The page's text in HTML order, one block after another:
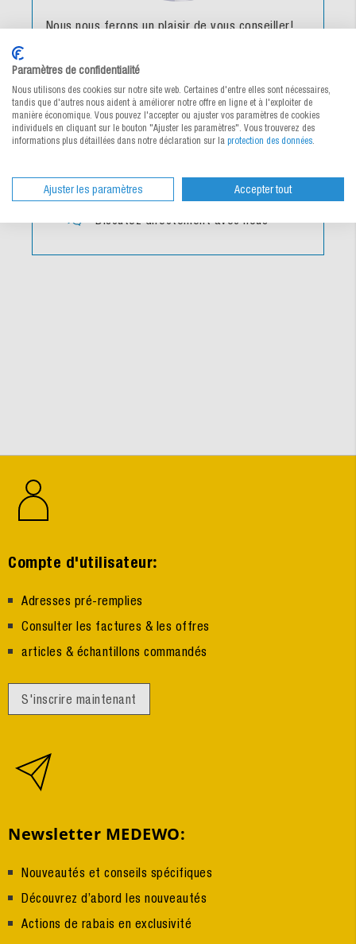
Nous nous ferons un plaisir de vous conseiller!
Il vous suffit de nous appeler directement,
de nous envoyer un message ou d'utiliser le
confort du chat.
Vers le formulaire de contact
Discutez directement avec nous
Compte d'utilisateur:
Adresses pré-remplies
Consulter les factures & les offres
articles & échantillons commandés
S'inscrire maintenant
Newsletter MEDEWO:
Nouveautés et conseils spécifiques
Découvrez d’abord les nouveautés
Actions de rabais en exclusivité
Paramètres de confidentialité
Nous utilisons des cookies sur notre site web. Certaines d'entre elles sont nécessaires,
tandis que d'autres nous aident à améliorer notre offre en ligne et à l'exploiter de
manière économique. Vous pouvez l'accepter ou ajuster vos paramètres de cookies
individuels en cliquant sur le bouton "Ajuster les paramètres". Vous trouverez des
informations plus détaillées dans notre déclaration sur la protection des données
Ajuster les paramètres Accepter tout